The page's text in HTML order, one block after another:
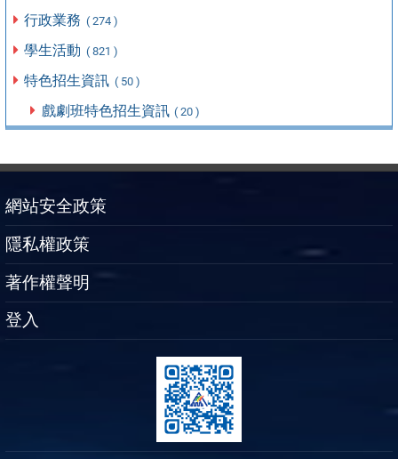
行政業務 ( 274 )
學生活動 ( 821 )
特色招生資訊 ( 50 )
戲劇班特色招生資訊 ( 20 )
網站安全政策
隱私權政策
著作權聲明
登入